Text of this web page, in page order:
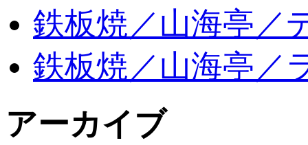
鉄板焼／山海亭／
鉄板焼／山海亭／
アーカイブ